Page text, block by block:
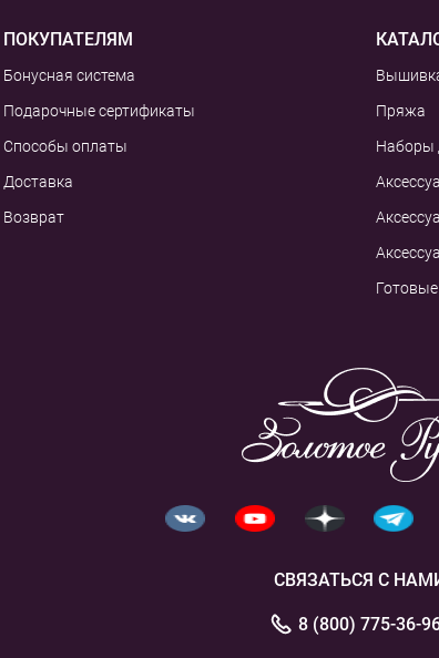
ПОКУПАТЕЛЯМ
Бонусная система
Подарочные сертификаты
Способы оплаты
Доставка
Возврат
Пряжа
Наборы
СВЯЗАТЬСЯ С
8 (800) 775-36-